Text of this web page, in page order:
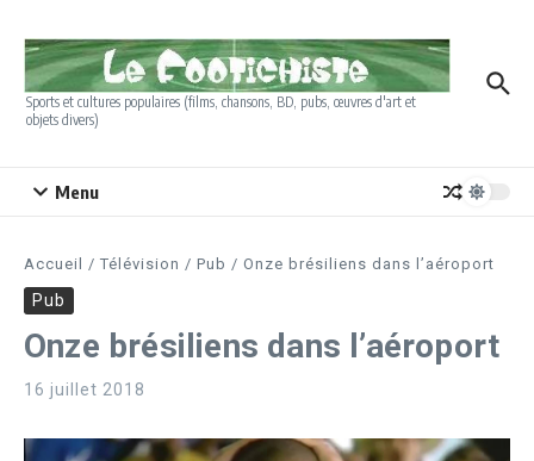
Sports et cultures populaires (films, chansons, BD, pubs, œuvres d'art et
objets divers)
Menu
Accueil / Télévision / Pub / Onze brésiliens dans l’aéroport
Pub
Onze brésiliens dans l’aéroport
16 juillet 2018